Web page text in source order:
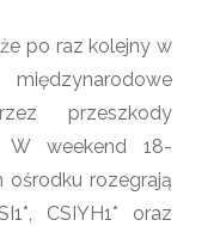
po raz kolejny w
przeszkody
W weekend 18-
ośrodku rozegrają
CSIYH1* oraz